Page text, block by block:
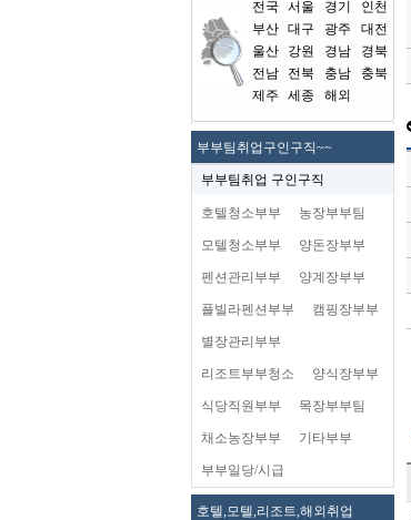
전국 서울 경기
인천
부산 대구 광주
대전
울산
강원 경남
경북
전남
전북 충남
충북
제주
세종 해외
부부팀취업구인구직~~
부부팀취업 구인구직
호텔청소부부 농장부부팀
모텔청소부부 양돈장부부
펜션관리부부 양계장부부
플빌라펜션부부 캠핑장부부
별장관리부부
리조트부부청소 양식장부부
식당직원부부 목장부부팀
채소농장부부 기타부부
부부일당/시급
호텔,모텔,리조트,해외취업